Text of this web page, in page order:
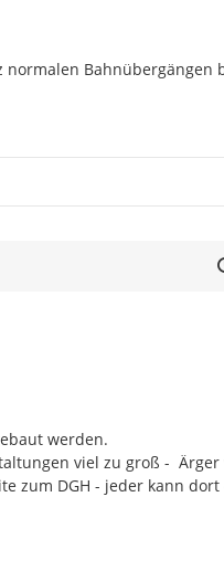
Bahnübergängen
werden.
viel zu groß -
zum DGH - jeder kann